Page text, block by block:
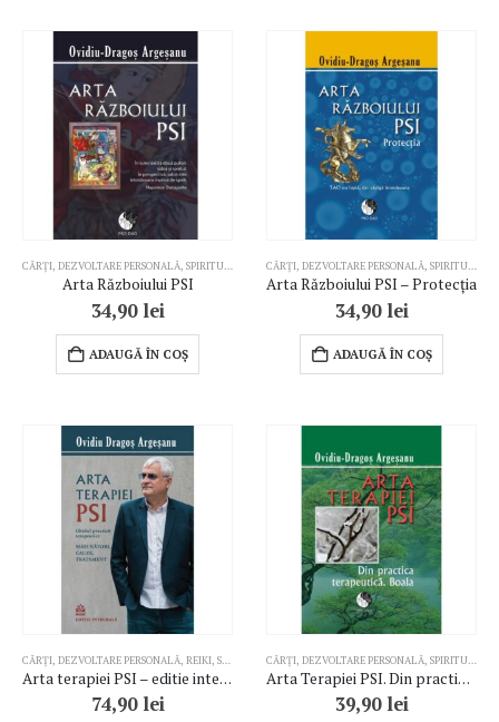
CĂRȚI, DEZVOLTARE PERSONALĂ, SPIRITUALITATE
Arta Războiului PSI
34,90 lei
ADAUGĂ ÎN COȘ
CĂRȚI, DEZVOLTARE PERSONALĂ, SPIRITUALITATE
Arta Războiului PSI – Protecția
34,90 lei
ADAUGĂ ÎN COȘ
CĂRȚI, DEZVOLTARE PERSONALĂ, REIKI, SPIRITUALITATE , TERAPII COMPLEMENTARE
Arta terapiei PSI – editie integrala
74,90 lei
CĂRȚI, DEZVOLTARE PERSONALĂ, SPIRITUALITATE
Arta Terapiei PSI. Din practica terapeutica. Boala
39,90 lei